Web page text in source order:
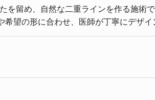
を留め、自然な二重ラインを作る施術
望の形に合わせ、医師が丁寧にデザ